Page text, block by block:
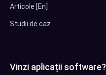
Articole [En]
Studii de caz
Vinzi aplicații software?